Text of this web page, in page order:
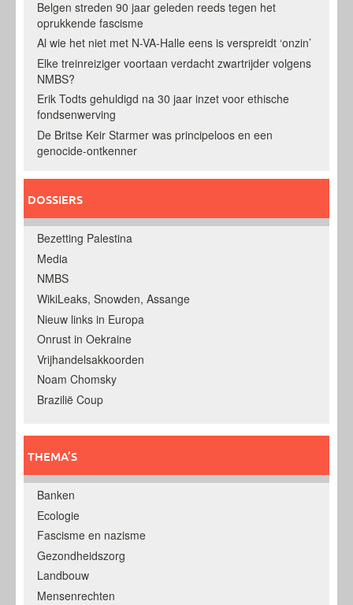
Belgen streden 90 jaar geleden reeds tegen het
oprukkende fascisme
Al wie het niet met N-VA-Halle eens is verspreidt ‘onzin’
Elke treinreiziger voortaan verdacht zwartrijder volgens
NMBS?
Erik Todts gehuldigd na 30 jaar inzet voor ethische
fondsenwerving
De Britse Keir Starmer was principeloos en een
genocide-ontkenner
DOSSIERS
Bezetting Palestina
Media
NMBS
WikiLeaks, Snowden, Assange
Nieuw links in Europa
Onrust in Oekraine
Vrijhandelsakkoorden
Noam Chomsky
Brazilië Coup
THEMA’S
Banken
Ecologie
Fascisme en nazisme
Gezondheidszorg
Landbouw
Mensenrechten